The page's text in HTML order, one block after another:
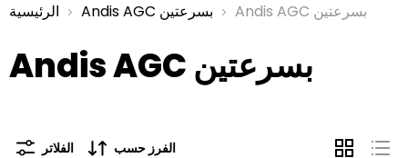
الرئيسية Andis AGC بسرعتين Andis AGC بسرعتين
Andis AGC بسرعتين
الفلاتر الفرز حسب